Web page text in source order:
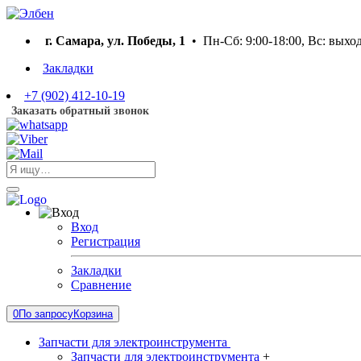
г. Самара, ул. Победы, 1
• Пн-Сб: 9:00-18:00, Вс:
Закладки
+7 (902) 412-10-19
Заказать обратный звонок
Вход
Регистрация
Закладки
Сравнение
0По запросуКорзина
Запчасти для электроинструмента
Запчасти для электроинструмента +